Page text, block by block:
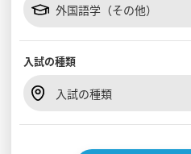
外国語学（その他）
入試の種類
入試の種類